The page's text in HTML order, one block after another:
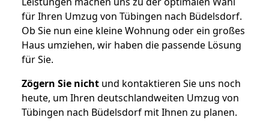
für Ihren Umzug von Tübingen nach Büdelsdorf.
Ob Sie nun eine kleine Wohnung oder ein großes
Haus umziehen, wir haben die passende Lösung
für Sie.
Zögern Sie nicht und kontaktieren Sie uns noch
heute, um Ihren deutschlandweiten Umzug von
Tübingen nach Büdelsdorf mit Ihnen zu planen.